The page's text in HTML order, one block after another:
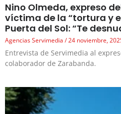
Nino Olmeda, expreso
víctima de la “tortura y
Puerta del Sol: “Te
Agencias Servimedia 24 noviembre,
Entrevista de Servimedia al
colaborador de Zarabanda.